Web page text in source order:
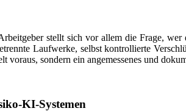
stellt sich vor allem die Frage,
Laufwerke, selbst kontrollierte
sondern ein angemessenes und
KI-Systemen